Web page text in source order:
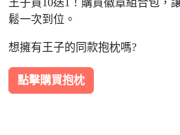
王子買10送1！購買徽章組合包，
鬆一次到位。
想擁有王子的同款抱枕嗎?
點擊購買抱枕